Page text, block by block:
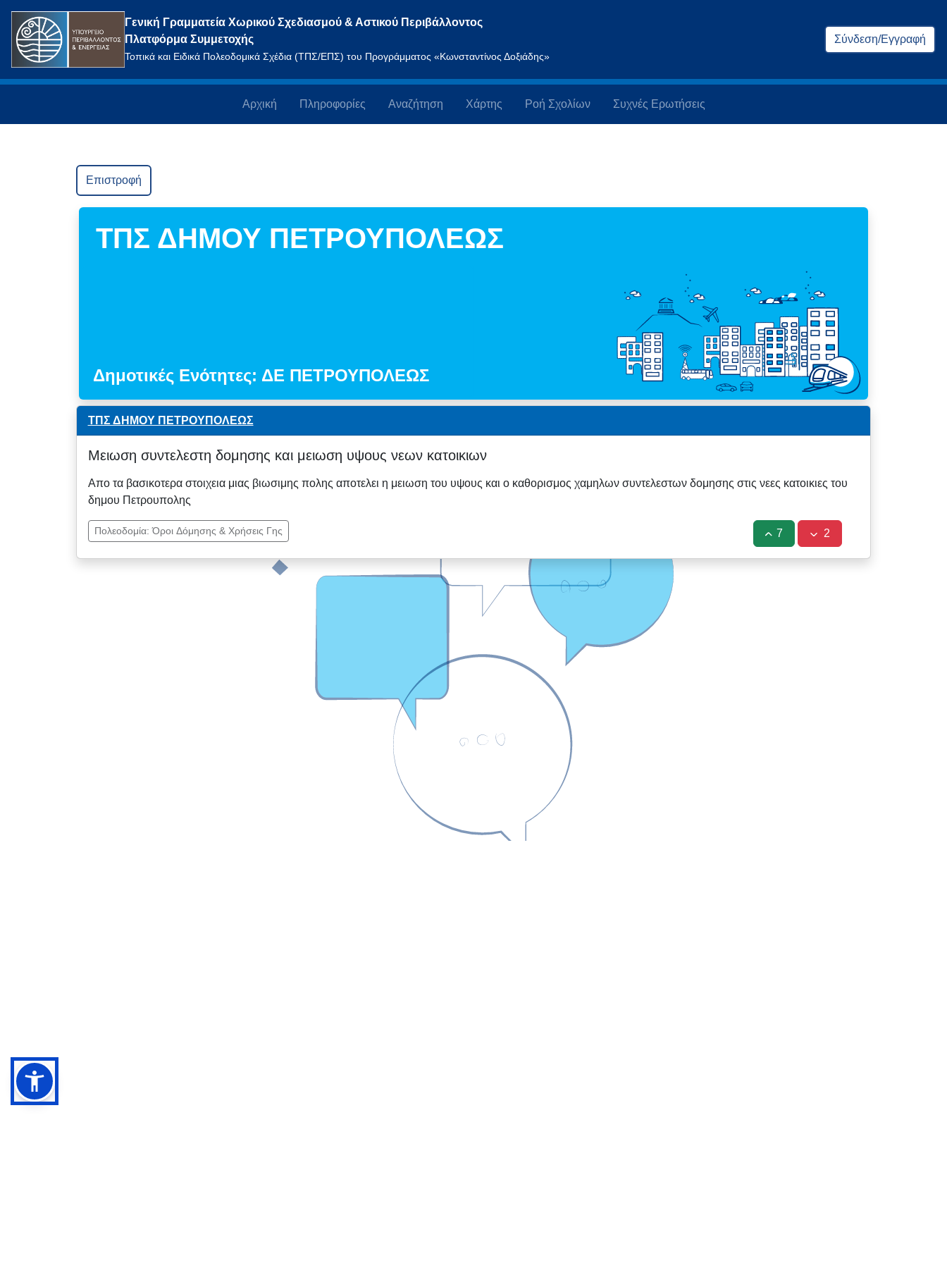
Γενική Γραμματεία Χωρικού Σχεδιασμού & Αστικού Περιβάλλοντος
Πλατφόρμα Συμμετοχής
Τοπικά και Ειδικά Πολεοδομικά Σχέδια (ΤΠΣ/ΕΠΣ) του Προγράμματος «Κωνσταντίνος Δοξιάδης»
Σύνδεση/Εγγραφή
Αρχική Πληροφορίες Αναζήτηση Χάρτης Ροή Σχολίων Συχνές Ερωτήσεις
Επιστροφή
ΤΠΣ ΔΗΜΟΥ ΠΕΤΡΟΥΠΟΛΕΩΣ
Δημοτικές Ενότητες: ΔΕ ΠΕΤΡΟΥΠΟΛΕΩΣ
ΤΠΣ ΔΗΜΟΥ ΠΕΤΡΟΥΠΟΛΕΩΣ
Μειωση συντελεστη δομησης και μειωση υψους νεων κατοικιων
Απο τα βασικοτερα στοιχεια μιας βιωσιμης πολης αποτελει η μειωση του υψους και ο καθορισμος χαμηλων συντελεστων δομησης στις νεες κατοικιες του
δημου Πετρουπολης
Πολεοδομία: Όροι Δόμησης & Χρήσεις Γης 7 2